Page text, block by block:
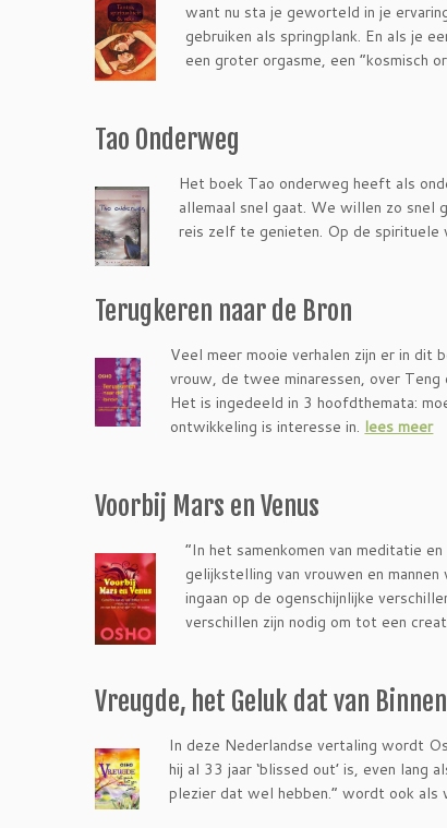
want nu sta je geworteld in je
gebruiken als springplank. En als je
een groter orgasme, een “kosmisch
Tao Onderweg
Het boek Tao onderweg heeft als
allemaal snel gaat. We willen zo snel
reis zelf te genieten. Op de spirituele
Terugkeren naar de Bron
Veel meer mooie verhalen zijn er in dit
vrouw, de twee minaressen, over
Het is ingedeeld in 3 hoofdthemata:
ontwikkeling is interesse in. lees meer
Voorbij Mars en Venus
“In het samenkomen van meditatie
gelijkstelling van vrouwen en
ingaan op de ogenschijnlijke
verschillen zijn nodig om tot een
Vreugde, het Geluk dat van
In deze Nederlandse vertaling wordt
hij al 33 jaar ‘blissed out’ is, even
plezier dat wel hebben.” wordt ook als